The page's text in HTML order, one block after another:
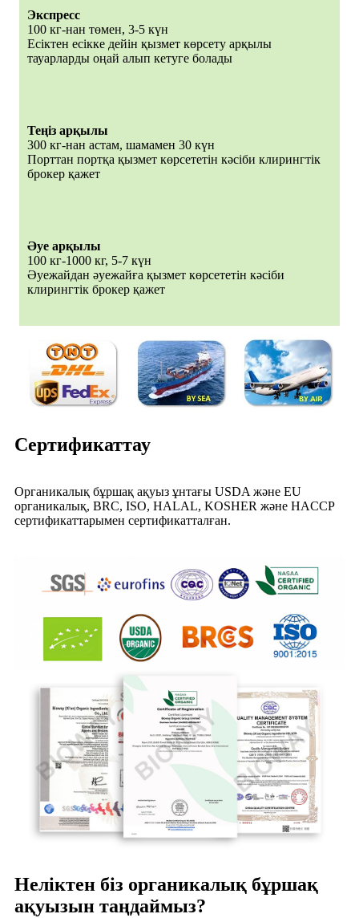
Экспресс
100 кг-нан төмен, 3-5 күн
Есіктен есікке дейін қызмет көрсету арқылы
тауарларды оңай алып кетуге болады
Теңіз арқылы
300 кг-нан астам, шамамен 30 күн
Порттан портқа қызмет көрсететін кәсіби клирингтік
брокер қажет
Әуе арқылы
100 кг-1000 кг, 5-7 күн
Әуежайдан әуежайға қызмет көрсететін кәсіби
клирингтік брокер қажет
Сертификаттау
Органикалық бұршақ ақуыз ұнтағы USDA және EU
органикалық, BRC, ISO, HALAL, KOSHER және HACCP
сертификаттарымен сертификатталған.
Неліктен біз органикалық бұршақ
ақуызын таңдаймыз?